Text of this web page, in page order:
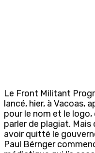
Le Front Militant
lancé, hier, à Vacoas,
pour le nom et le
parler de plagiat. Mais
avoir quitté le
Paul Bérnger